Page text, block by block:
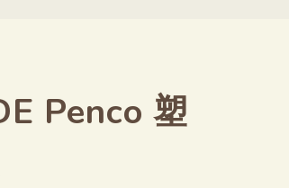
Penco 塑